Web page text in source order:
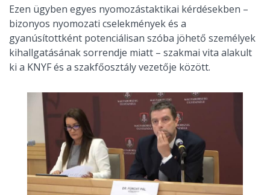
Ezen ügyben egyes nyomozástaktikai kérdésekben –
bizonyos nyomozati cselekmények és a
gyanúsítottként potenciálisan szóba jöhető személyek
kihallgatásának sorrendje miatt – szakmai vita alakult
ki a KNYF és a szakfőosztály vezetője között.